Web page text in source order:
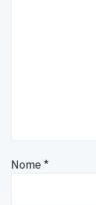
Nome *